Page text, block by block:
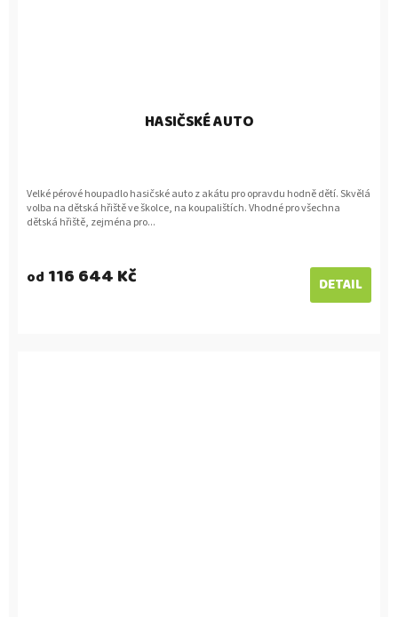
HASIČSKÉ AUTO
od 116 644 Kč DETAIL
Velké pérové houpadlo hasičské auto z akátu pro opravdu hodně dětí. Skvělá
volba na dětská hřiště ve školce, na koupalištích. Vhodné pro všechna
dětská hřiště, zejména pro...